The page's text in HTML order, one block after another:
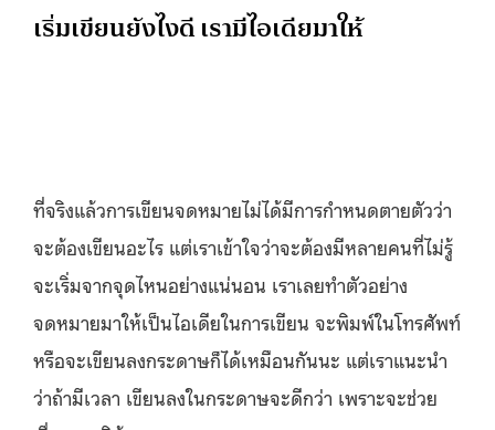
เริ่มเขียนยังไงดี เรามีไอเดียมาให้
ที่จริงแล้วการเขียนจดหมายไม่ได้มีการกำหนดตายตัวว่า
จะต้องเขียนอะไร แต่เราเข้าใจว่าจะต้องมีหลายคนที่ไม่รู้
จะเริ่มจากจุดไหนอย่างแน่นอน เราเลยทำตัวอย่าง
จดหมายมาให้เป็นไอเดียในการเขียน จะพิมพ์ในโทรศัพท์
หรือจะเขียนลงกระดาษก็ได้เหมือนกันนะ แต่เราแนะนำ
ว่าถ้ามีเวลา เขียนลงในกระดาษจะดีกว่า เพราะจะช่วย